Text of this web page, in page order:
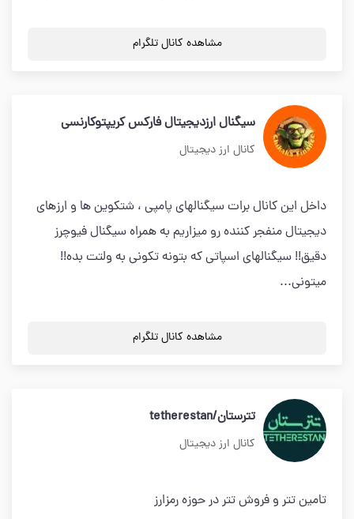
مشاهده کانال تلگرام
سیگنال ارزدیجیتال فارکس کریپتوکارنسی
کانال ارز دیجیتال
داخل این کانال برات سیگنالهای پامپی ، شتکوین ها و ارزهای
دیجیتال منفجر کننده رو میزاریم به همراه سیگنال فیوچرز
دقیق!! سیگنالهای اسپاتی که بتونه تکونی به ولتت بده!!
میتونی...
مشاهده کانال تلگرام
تترستان/tetherestan
کانال ارز دیجیتال
تامین تتر و فروش تتر در حوزه رمزارز